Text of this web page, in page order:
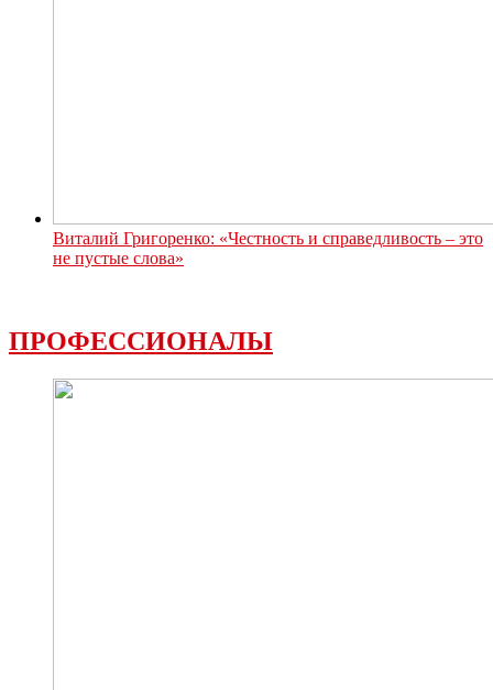
Виталий Григоренко: «Честность и справедливость – это
не пустые слова»
ПРОФЕССИОНАЛЫ